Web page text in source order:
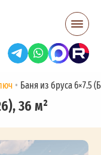
Баня из бруса 6×7.5
36 м²